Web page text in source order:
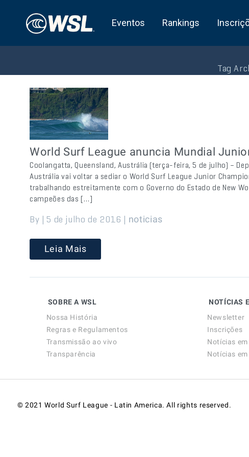
Eventos Rankings
Tag
World Surf League anuncia Mundial
Coolangatta, Queensland, Austrália (terça-feira, 5 de julho) –
Austrália vai voltar a sediar o World Surf League Junior
trabalhando estreitamente com o Governo do Estado de New
campeões das […]
By | 5 de julho de 2016 | noticias
Leia Mais
SOBRE A WSL
Nossa História
Regras e Regulamentos
Transmissão ao vivo
Transparência
NOTÍCIAS
Newsletter
Inscrições
Notícias
Notícias
© 2021 World Surf League - Latin America. All rights reserved.